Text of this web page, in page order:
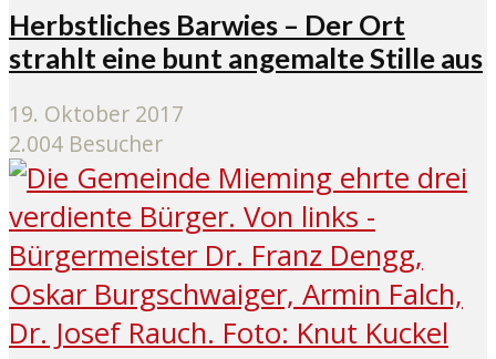
Herbstliches Barwies – Der Ort
strahlt eine bunt angemalte Stille aus
19. Oktober 2017
2.004 Besucher